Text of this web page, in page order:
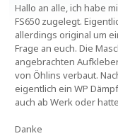
Hallo an alle, ich habe
FS650 zugelegt.
allerdings original um
Frage an euch. Die
angebrachten
von Öhlins verbaut.
eigentlich ein WP
auch ab Werk oder
Danke